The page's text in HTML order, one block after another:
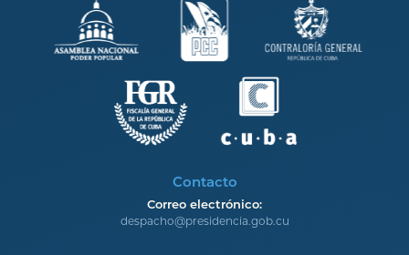
Contacto
Correo electrónico:
despacho@presidencia.gob.cu